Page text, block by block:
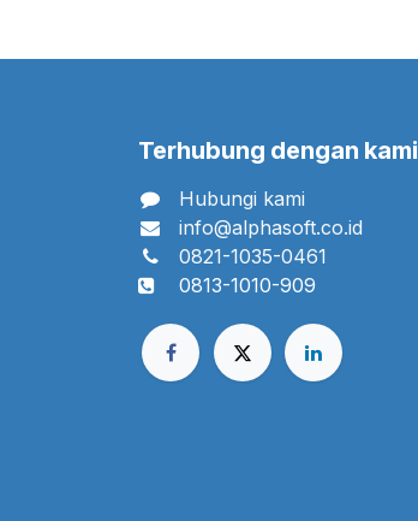
Terhubung dengan kami
Hubungi kami
info@alphasoft.co.id
0821-1035-0461
0813-1010-909